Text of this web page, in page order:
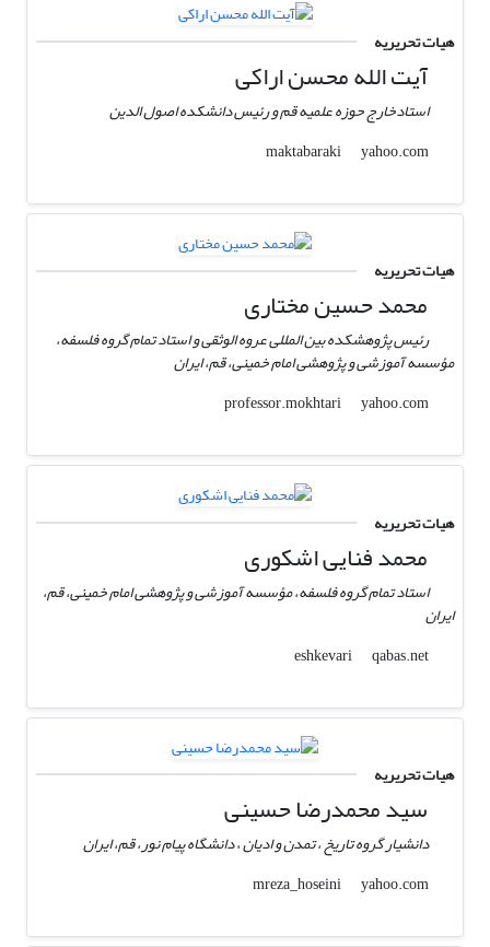
هیات تحریریه
آیت الله محسن اراکی
استادخارج حوزه علمیه قم و رئیس دانشکده اصول الدین
maktabaraki
yahoo.com
هیات تحریریه
محمد حسین مختاری
رئیس پژوهشکده بین المللی عروه الوثقی و استاد تمام گروه فلسفه،
مؤسسه آموزشی و پژوهشی امام خمینی، قم، ایران
professor.mokhtari
yahoo.com
هیات تحریریه
محمد فنایی اشکوری
استاد تمام گروه فلسفه، مؤسسه آموزشی و پژوهشی امام خمینی، قم،
ایران
eshkevari
qabas.net
هیات تحریریه
سید محمدرضا حسینی
دانشیار گروه تاریخ ، تمدن و ادیان ، دانشگاه پیام نور، قم، ایران
mreza_hoseini
yahoo.com